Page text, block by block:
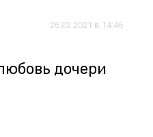
26.02.2021 в 14:46
дочери